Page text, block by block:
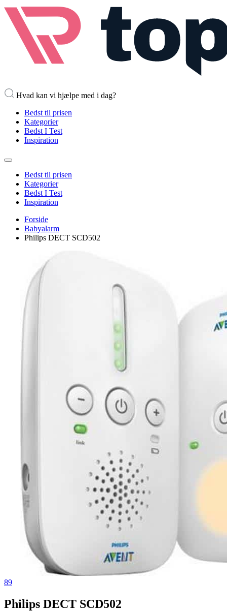
Hvad kan vi hjælpe med i dag?
Bedst til prisen
Kategorier
Bedst I Test
Inspiration
Bedst til prisen
Kategorier
Bedst I Test
Inspiration
Forside
Babyalarm
Philips DECT SCD502
89
Philips DECT SCD502